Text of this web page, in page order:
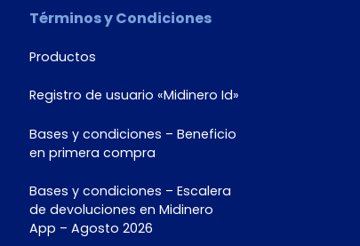
Términos y Condiciones
Productos
Registro de usuario «Midinero Id»
Bases y condiciones – Beneficio
en primera compra
Bases y condiciones – Escalera
de devoluciones en Midinero
App – Agosto 2026